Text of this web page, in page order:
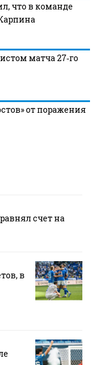
что в команде
матча 27‑го
от поражения
счет на
в